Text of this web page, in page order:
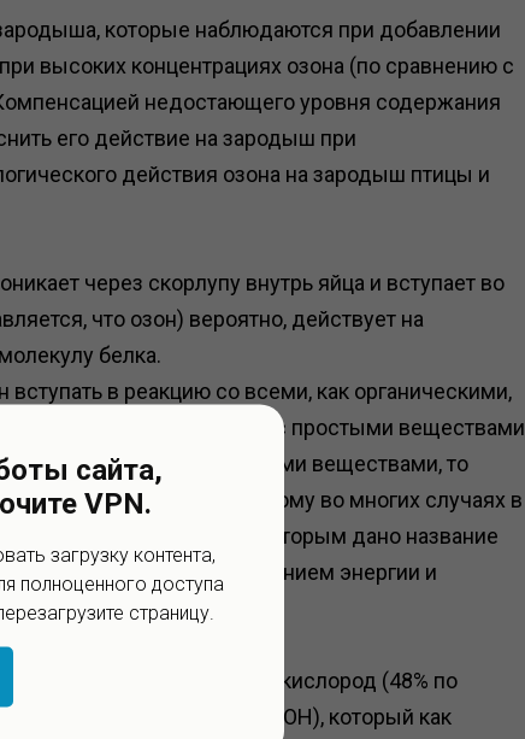
которые наблюдаются при добавлении
высоких концентрациях озона (по сравнению с
недостающего уровня содержания
его действие на зародыш при
действия озона на зародыш птицы и
через скорлупу внутрь яйца и вступает во
что озон) вероятно, действует на
белка.
в реакцию со всеми, как органическими,
реакций озона с простыми веществами
реакций озона со сложными веществами, то
свойства. Поэтому во многих случаях в
новые соединения, которым дано название
распадаются с выделением энергии и
вода и атомарный кислород (48% по
гидроокисла (ОН), который как
сайта,
VPN.
загрузку контента,
полноценного доступа
страницу.